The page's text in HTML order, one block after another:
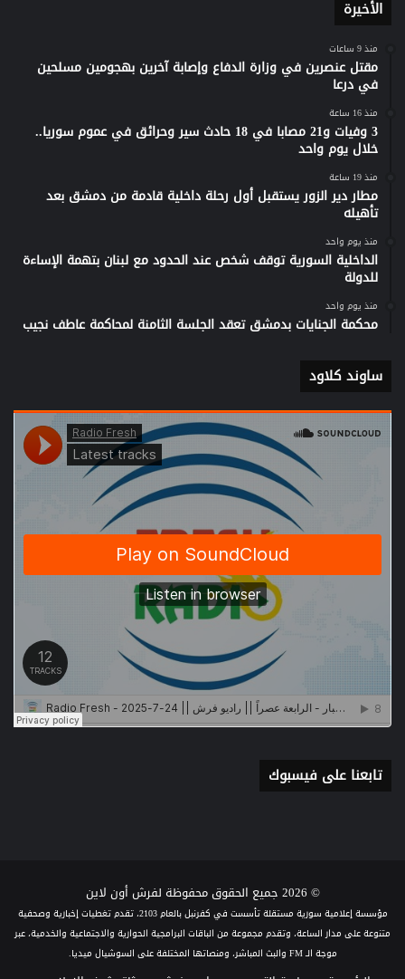
الأخيرة
منذ 9 ساعات
مقتل عنصرين في وزارة الدفاع وإصابة آخرين بهجومين مسلحين
في درعا
منذ 16 ساعة
3 وفيات و21 مصابا في 18 حادث سير وحرائق في عموم سوريا..
خلال يوم واحد
منذ 19 ساعة
مطار دير الزور يستقبل أول رحلة داخلية قادمة من دمشق بعد
تأهيله
منذ يوم واحد
الداخلية السورية توقف شخص عند الحدود مع لبنان بتهمة الإساءة
للدولة
منذ يوم واحد
محكمة الجنايات بدمشق تعقد الجلسة الثامنة لمحاكمة عاطف نجيب
ساوند كلاود
تابعنا على فيسبوك
© 2026 جميع الحقوق محفوظة لفرش أون لاين
مؤسسة إعلامية سورية مستقلة تأسست في كفرنبل بالعام 2103، تقدم تغطيات إخبارية وصحفية
متنوعة على مدار الساعة، وتقدم مجموعة من الباقات البرامجية الحوارية والاجتماعية والخدمية، عبر
موجة الـ FM والبث المباشر، ومنصاتها المختلفة على السوشيال ميديا.